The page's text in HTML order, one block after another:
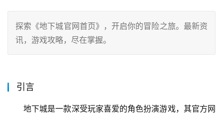
探索《地下城官网首页》，开启你的冒险之旅。最新资
讯，游戏攻略，尽在掌握。
引言
地下城是一款深受玩家喜爱的角色扮演游戏，其官方网